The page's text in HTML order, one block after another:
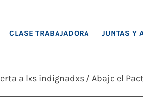
CLASE TRABAJADORA JUNTAS Y
a lxs indignadxs / Abajo el